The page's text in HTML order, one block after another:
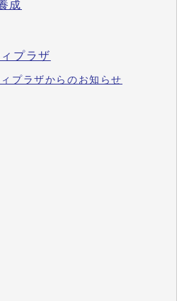
成
プラザ
プラザからのお知らせ